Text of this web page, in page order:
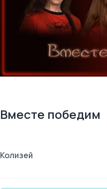
Вместе победим
Колизей